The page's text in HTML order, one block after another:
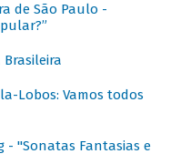
de São Paulo -
Lobos: Vamos todos
- "Sonatas Fantasias e